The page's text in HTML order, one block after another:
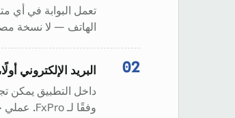
الهاتف — لا نسخة
البريد الإلكتروني
داخل التطبيق يمكن
وفقًا لـ FxPro. عملي جدًا حين تكون كلمة المرور طويلة ولوحة المفاتيح صغيرة.